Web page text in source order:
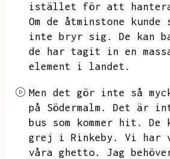
istället för att hantera
Om de åtminstone
inte bryr sig.
De kan
de har tagit in en
element i landet.
Men det gör inte så
på Södermalm.
Det är
bus som kommer hit.
De
grej i Rinkeby.
Vi har
våra ghetto.
Jag